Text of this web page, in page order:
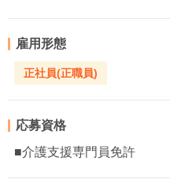
雇用形態
正社員(正職員)
応募資格
■介護支援専門員免許